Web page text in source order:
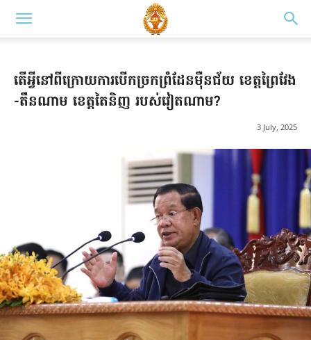
តើអ្វីនៅពីក្រោយការបើកច្រកព្រំដែនម៉ឺន​ជ័យ​ ​ខេត្ត​ព្រៃ​វែង​​
-តឹ​ន​ណា​ម​ ​ខេត្ត​តៃ​និ​ញ របស់វៀតណាម?
3 July, 2025